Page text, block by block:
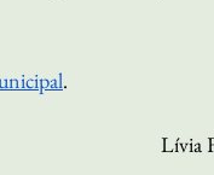
.
Lívia